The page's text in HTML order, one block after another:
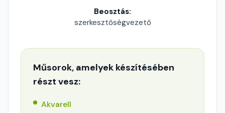
Beosztás:
szerkesztőségvezető
Műsorok, amelyek készítésében
részt vesz:
Akvarell